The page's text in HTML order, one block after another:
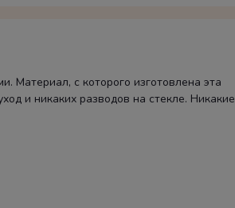
Материал, с которого изготовлена эта
и никаких разводов на стекле. Никакие